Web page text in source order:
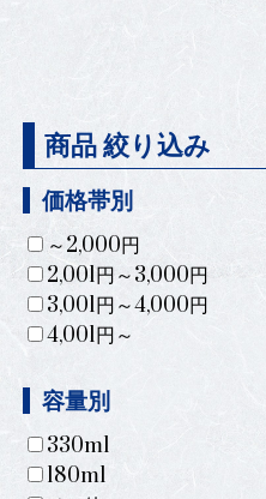
商品 絞り込み
価格帯別
～2,000円
2,001円～3,000円
3,001円～4,000円
4,001円～
容量別
330ml
180ml